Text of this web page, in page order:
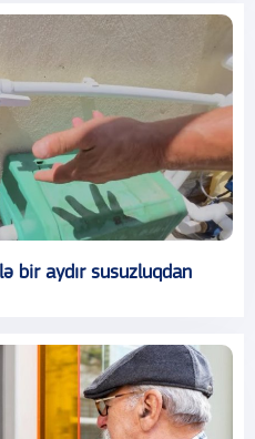
bir aydır susuzluqdan